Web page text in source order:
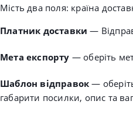
Мість два поля: країна
Платник доставки —
Мета експорту — оберіть
Шаблон відправок —
габарити посилки, опис та